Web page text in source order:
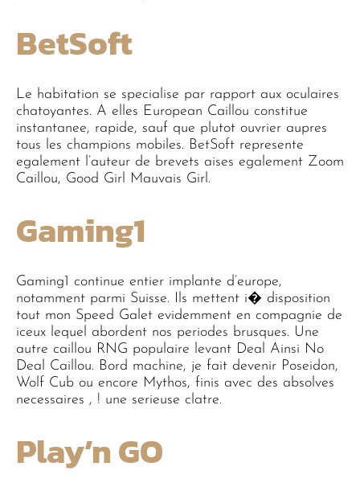
BetSoft
Le habitation se specialise par rapport aux oculaires
chatoyantes. A elles European Caillou constitue
instantanee, rapide, sauf que plutot ouvrier aupres
tous les champions mobiles. BetSoft represente
egalement l’auteur de brevets aises egalement Zoom
Caillou, Good Girl Mauvais Girl.
Gaming1
Gaming1 continue entier implante d’europe,
notamment parmi Suisse. Ils mettent i� disposition
tout mon Speed Galet evidemment en compagnie de
iceux lequel abordent nos periodes brusques. Une
autre caillou RNG populaire levant Deal Ainsi No
Deal Caillou. Bord machine, je fait devenir Poseidon,
Wolf Cub ou encore Mythos, finis avec des absolves
necessaires , ! une serieuse clatre.
Play’n GO